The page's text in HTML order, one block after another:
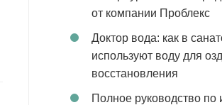
от компании Проблекс
Доктор вода: как в
используют воду для
восстановления
Полное руководство по